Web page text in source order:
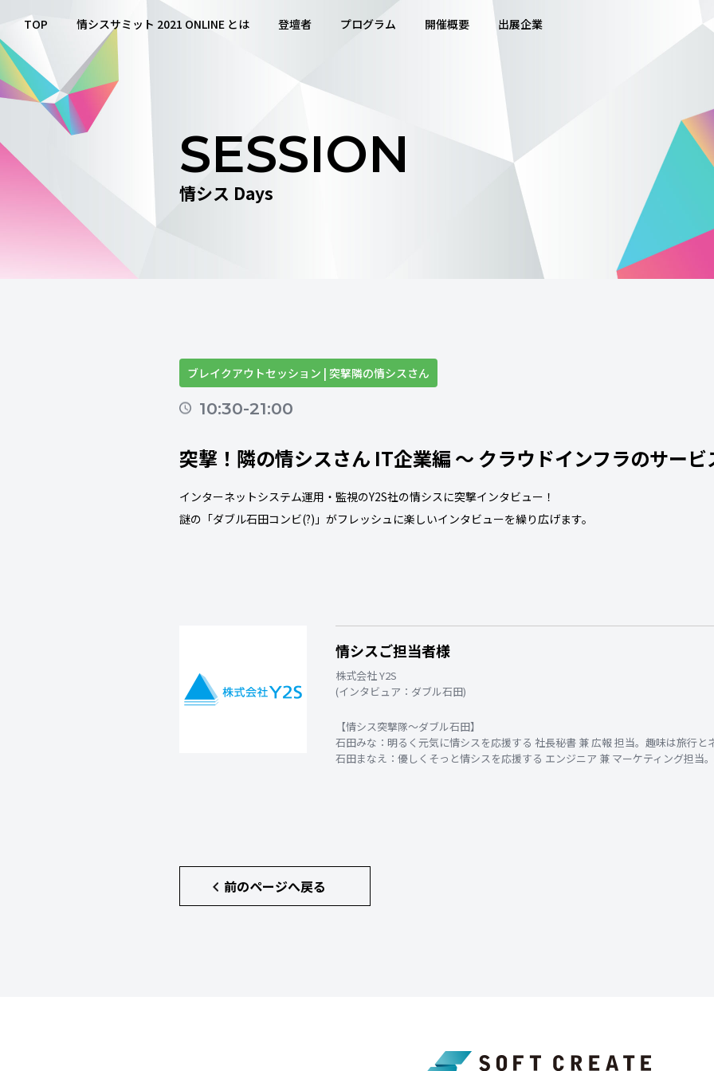
TOP 情シスサミット 2021 ONLINE とは 登壇者 プログラム 開催概要 出展企業
SESSION
情シス Days
ブレイクアウトセッション | 突撃隣の情シスさん
10:30-21:00
突撃！隣の情シスさん IT企業編 〜 クラウドインフラのサービ
インターネットシステム運用・監視のY2S社の情シスに突撃インタビュー！
謎の「ダブル石田コンビ(?)」がフレッシュに楽しいインタビューを繰り広げます。
情シスご担当者様
株式会社 Y2S
(インタビュア：ダブル石田)
【情シス突撃隊〜ダブル石田】
石田みな：明るく元気に情シスを応援する 社長秘書 兼 広報 担当。趣味は旅行と
石田まなえ：優しくそっと情シスを応援する エンジニア 兼 マーケティング担当。
前のページへ戻る